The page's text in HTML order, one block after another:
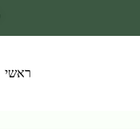
ראשי